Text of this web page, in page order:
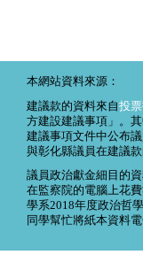
本網站資料來源：
建議款的資料來自投
方建設建議事項」。
建議事項文件中公布
與彰化縣議員在建議款
議員政治獻金細目的
在監察院的電腦上花
學系2018年度政治哲
同學幫忙將紙本資料電